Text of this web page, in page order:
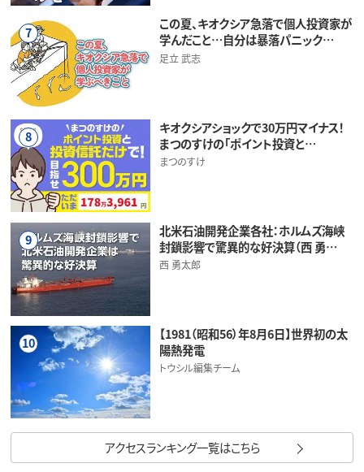
7
この夏、キオクシア急落で個人投資家が
学んだこと…自分は暴落パニック…
足立 武志
8
キオクシアショックで30万円マイナス！
まつのすけの「ポイント投資と…
まつのすけ
9
北米石油開発企業各社：ホルムズ海峡
封鎖影響で驚異的な好決算（西 勇…
西 勇太郎
10
【1981（昭和56）年8月6日】世界初の太
陽熱発電
トウシル編集チーム
アクセスランキング一覧はこちら